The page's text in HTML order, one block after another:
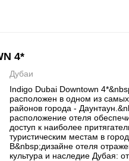
4*
Дубаи
Indigo Dubai Downtown
расположен в одном из
районов города -
расположение отеля
доступ к наиболее
туристическим местам в
В&nbsp;дизайне отеля
культура и наследие Дубая: от